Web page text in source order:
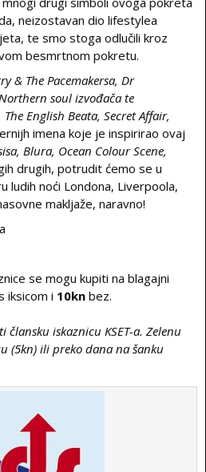
neizostavan dio lifestylea
te smo stoga odlučili kroz
besmrtnom pokretu.
& The Pacemakersa, Dr
soul izvođača te
English Beata, Secret Affair,
imena koje je inspirirao ovaj
Blura, Ocean Colour Scene,
drugih, potrudit ćemo se u
ludih noći Londona, Liverpoola,
makljaže, naravno!
se mogu kupiti na blagajni
iksicom i 10kn bez.
iskaznicu KSET-a. Zelenu
(5kn) ili preko dana na šanku